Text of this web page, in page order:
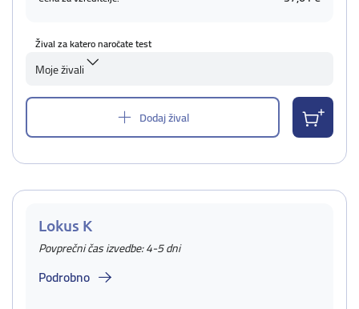
Žival za katero naročate test
Moje živali
Dodaj žival
Lokus K
Povprečni čas izvedbe: 4-5 dni
Podrobno